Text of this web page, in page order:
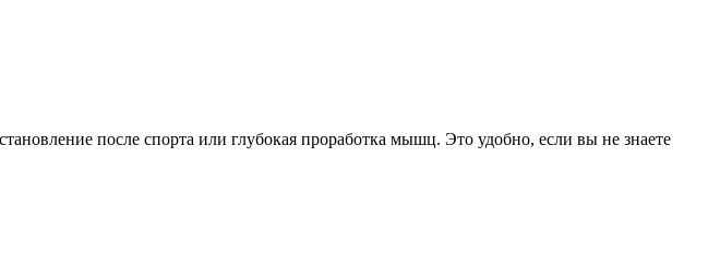
после спорта или глубокая проработка мышц. Это удобно, если вы не знаете